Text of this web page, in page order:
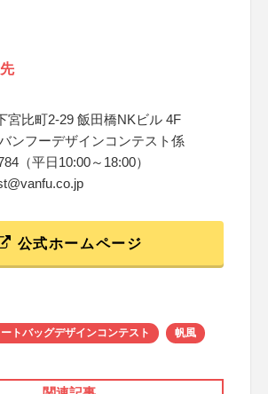
宮比町2-29 飯田橋NKビル 4F
ンフーデザインコンテスト係
（平日10:00～18:00）
公式ホームページ
トバッグデザインコンテスト 帆風